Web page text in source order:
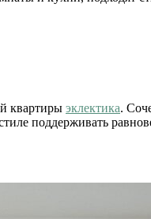
квартиры эклектика.
поддерживать